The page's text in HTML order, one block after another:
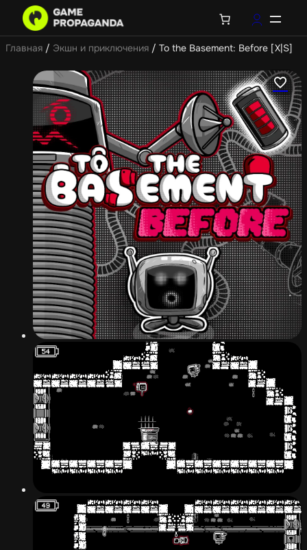
Главная / Экшн и приключения / To the Basement: Before [X|S]